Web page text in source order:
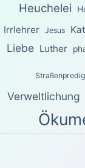
Heuchelei
Irrlehrer Jesus
Liebe Luther
Verweltlichung